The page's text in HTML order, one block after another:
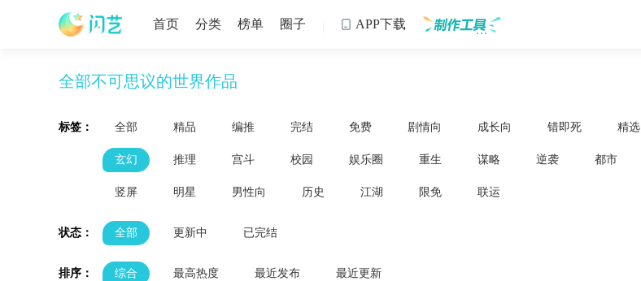
首页 分类 榜单 圈子  APP下载
全部不可思议的世界作品
标签： 全部 精品 编推 完结 免费 剧情向 成长向 错即死 精选
玄幻 推理 宫斗 校园 娱乐圈 重生 谋略 逆袭 都市
竖屏 明星 男性向 历史 江湖 限免 联运
状态： 全部 更新中 已完结
排序： 综合 最高热度 最近发布 最近更新